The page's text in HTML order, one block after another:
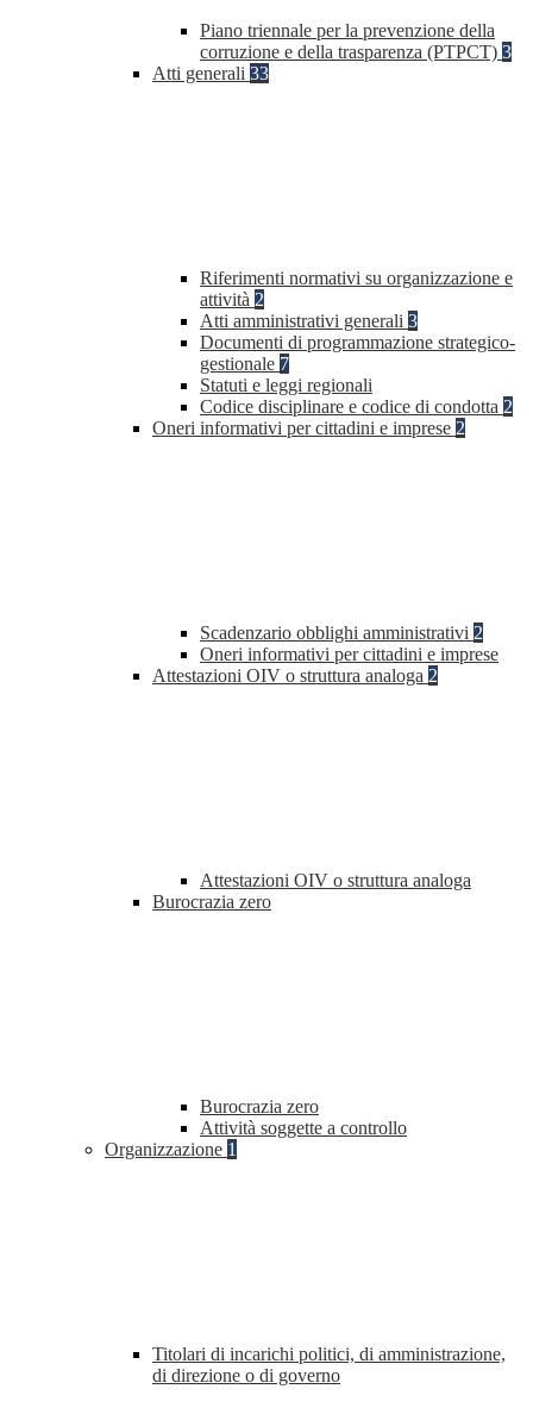
Piano triennale per la prevenzione della
corruzione e della trasparenza (PTPCT) 3
Atti generali 33
Riferimenti normativi su organizzazione e
attività 2
Atti amministrativi generali 3
Documenti di programmazione strategico-
gestionale 7
Statuti e leggi regionali
Codice disciplinare e codice di condotta 2
Oneri informativi per cittadini e imprese 2
Scadenzario obblighi amministrativi 2
Oneri informativi per cittadini e imprese
Attestazioni OIV o struttura analoga 2
Attestazioni OIV o struttura analoga
Burocrazia zero
Burocrazia zero
Attività soggette a controllo
Organizzazione 1
Titolari di incarichi politici, di amministrazione,
di direzione o di governo